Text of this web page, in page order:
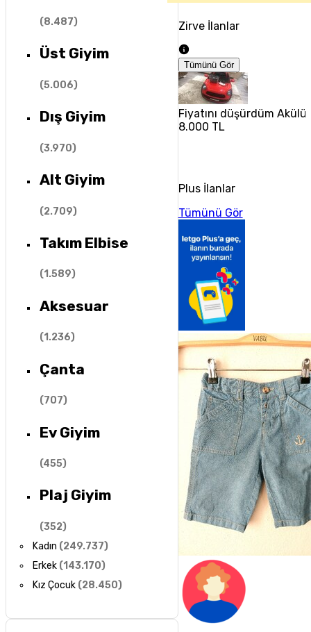
(8.487)
Üst Giyim
(5.006)
Dış Giyim
(3.970)
Alt Giyim
(2.709)
Takım Elbise
(1.589)
Aksesuar
(1.236)
Çanta
(707)
Ev Giyim
(455)
Plaj Giyim
(352)
Kadın (249.737)
Erkek (143.170)
Kız Çocuk (28.450)
Zirve İlanlar
Tümünü Gör
Fiyatını düşürdüm Akülü
8.000 TL
Plus İlanlar
Tümünü Gör